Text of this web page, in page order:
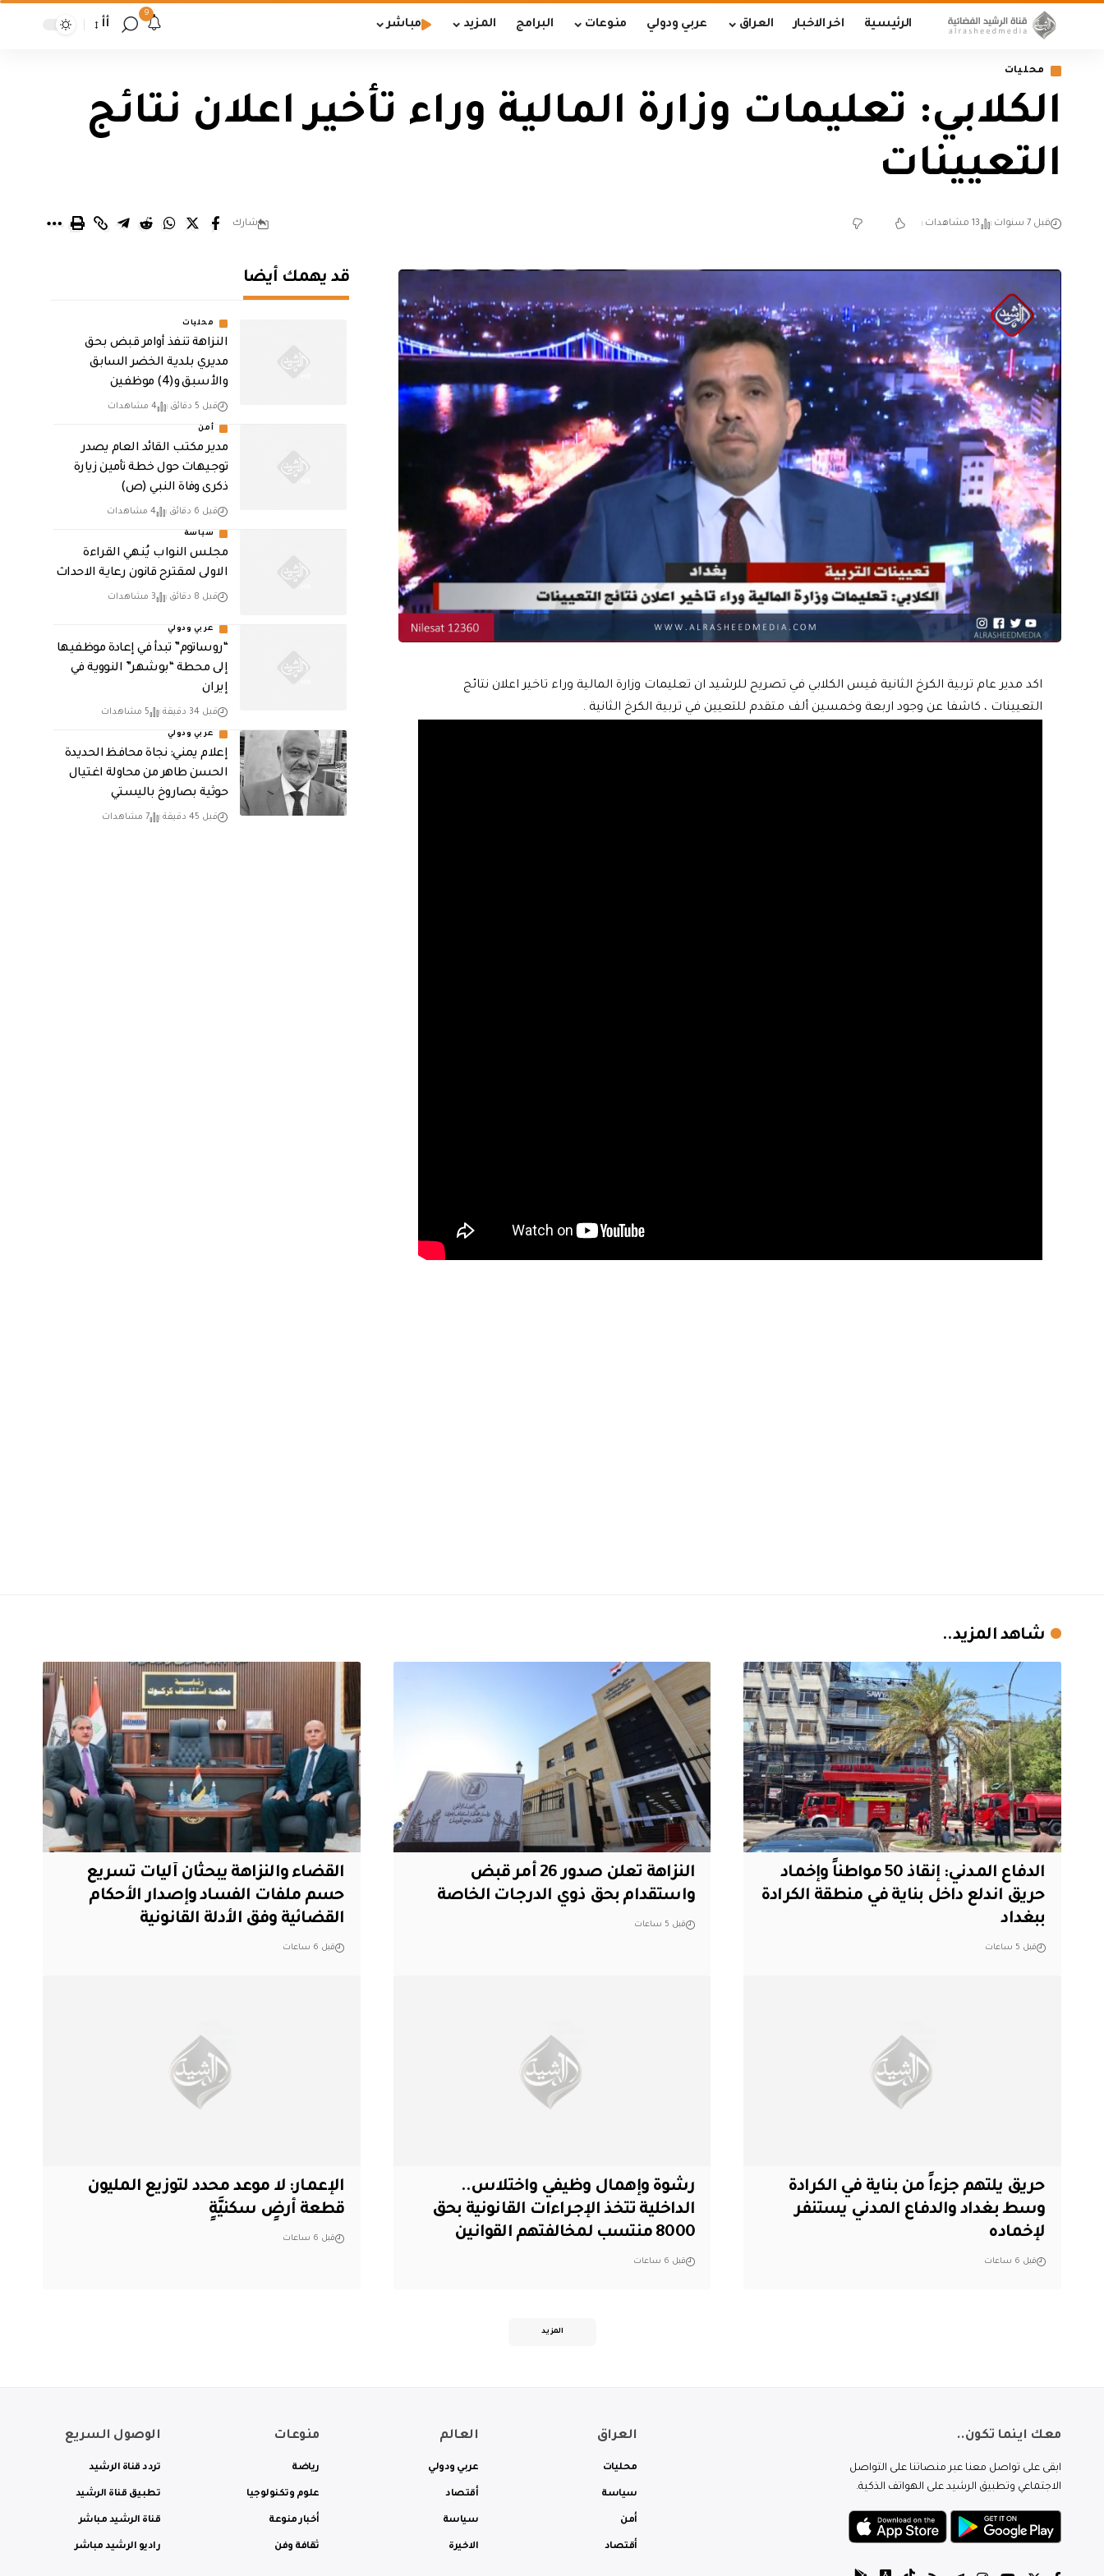
الرئيسية اخر الاخبار العراق عربي ودولي منوعات البرامج المزيد مباشر
9
أأ
محليات
الكلابي: تعليمات وزارة المالية وراء تأخير اعلان نتائج
التعيينات
قبل 7 سنوات 13 مشاهدات شارك
اكد مدير عام تربية الكرخ الثانية قيس الكلابي في تصريح للرشيد ان تعليمات وزارة المالية وراء تاخير اعلان نتائج
التعيينات ، كاشفا عن وجود اربعة وخمسين ألف متقدم للتعيين في تربية الكرخ الثانية .
قد يهمك أيضا
محليات
النزاهة تنفذ أوامر قبض بحق
مديري بلدية الخضر السابق
والأسبق و(4) موظفين
قبل 5 دقائق 4 مشاهدات
أمن
مدير مكتب القائد العام يصدر
توجيهات حول خطة تأمين زيارة
ذكرى وفاة النبي (ص)
قبل 6 دقائق 4 مشاهدات
سياسة
مجلس النواب يُنهي القراءة
الاولى لمقترح قانون رعاية الاحداث
قبل 8 دقائق 3 مشاهدات
عربي ودولي
“روساتوم” تبدأ في إعادة موظفيها
إلى محطة “بوشهر” النووية في
إيران
قبل 34 دقيقة 5 مشاهدات
عربي ودولي
إعلام يمني: نجاة محافظ الحديدة
الحسن طاهر من محاولة اغتيال
حوثية بصاروخ باليستي
قبل 45 دقيقة 7 مشاهدات
شاهد المزيد..
الدفاع المدني: إنقاذ 50 مواطناً وإخماد
حريق اندلع داخل بناية في منطقة الكرادة
ببغداد
قبل 5 ساعات
النزاهة تعلن صدور 26 أمر قبض
واستقدام بحق ذوي الدرجات الخاصة
قبل 5 ساعات
القضاء والنزاهة يبحثان آليات تسريع
حسم ملفات الفساد وإصدار الأحكام
القضائية وفق الأدلة القانونية
قبل 6 ساعات
حريق يلتهم جزءاً من بناية في الكرادة
وسط بغداد والدفاع المدني يستنفر
لإخماده
قبل 6 ساعات
رشوة وإهمال وظيفي واختلاس..
الداخلية تتخذ الإجراءات القانونية بحق
8000 منتسب لمخالفتهم القوانين
قبل 6 ساعات
الإعمار: لا موعد محدد لتوزيع المليون
قطعة أرضٍ سكنيَّةٍ
قبل 6 ساعات
المزيد
معك اينما تكون..
ابقى على تواصل معنا عبر منصاتنا على التواصل
الاجتماعي وتطبيق الرشيد على الهواتف الذكية.
العراق
محليات
سياسة
أمن
أقتصاد
العالم
عربي ودولي
أقتصاد
سياسة
الاخيرة
منوعات
رياضة
علوم وتكنولوجيا
أخبار منوعة
ثقافة وفن
الوصول السريع
تردد قناة الرشيد
تطبيق قناة الرشيد
قناة الرشيد مباشر
راديو الرشيد مباشر